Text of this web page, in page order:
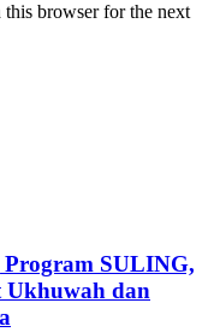
this browser for the next
SULING,
Ukhuwah dan